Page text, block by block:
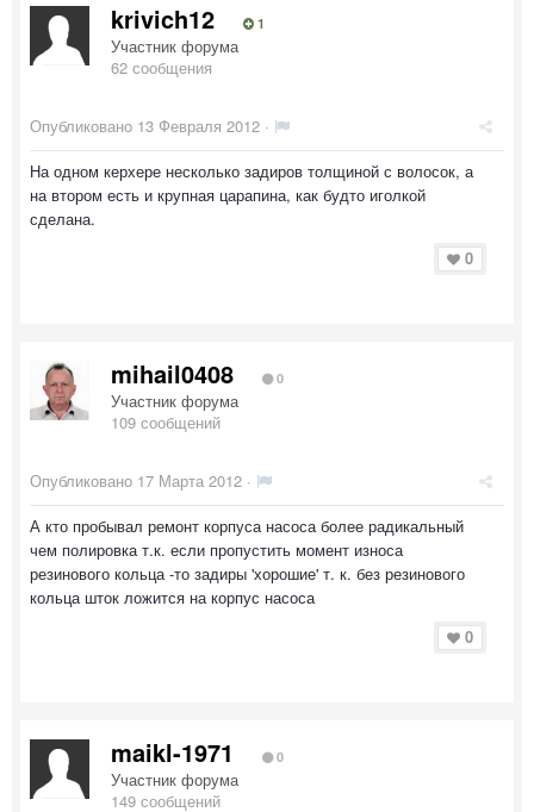
krivich12 1
Участник форума
62 сообщения
Опубликовано 13 Февраля 2012 ·
На одном керхере несколько задиров толщиной с волосок, а
на втором есть и крупная царапина, как будто иголкой
сделана.
0
mihail0408 0
Участник форума
109 сообщений
Опубликовано 17 Марта 2012 ·
А кто пробывал ремонт корпуса насоса более радикальный
чем полировка т.к. если пропустить момент износа
резинового кольца -то задиры 'хорошие' т. к. без резинового
кольца шток ложится на корпус насоса
0
maikl-1971 0
Участник форума
149 сообщений